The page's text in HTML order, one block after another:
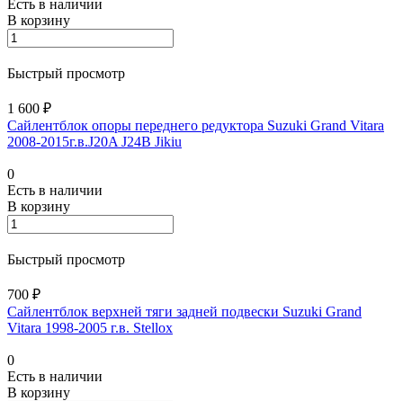
Есть в наличии
В корзину
Быстрый просмотр
1 600 ₽
Сайлентблок опоры переднего редуктора Suzuki Grand Vitara
2008-2015г.в.J20A J24B Jikiu
0
Есть в наличии
В корзину
Быстрый просмотр
700 ₽
Сайлентблок верхней тяги задней подвески Suzuki Grand
Vitara 1998-2005 г.в. Stellox
0
Есть в наличии
В корзину